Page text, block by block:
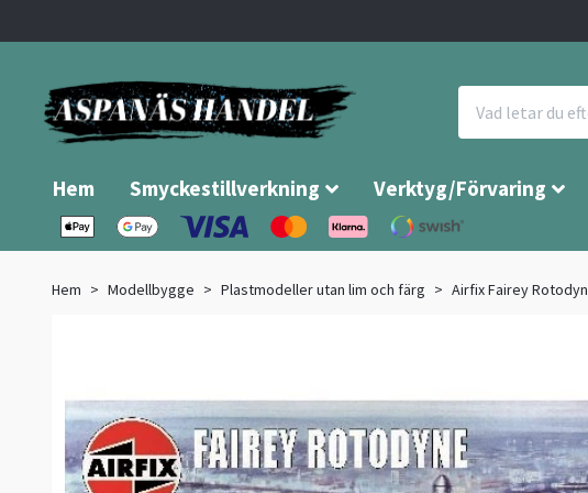
Hem Smyckestillverkning Verktyg/Förvaring
Hem Modellbygge Plastmodeller utan lim och färg Airfix Fairey